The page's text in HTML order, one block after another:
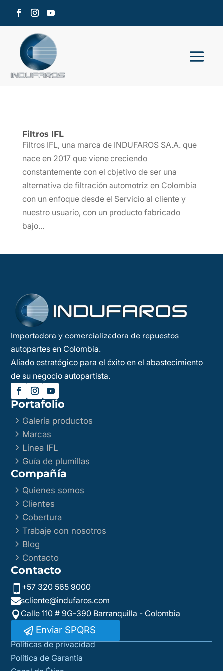
Filtros IFL
Filtros IFL, una marca de INDUFAROS SA.A. que
nace en 2017 que viene creciendo
constantemente con el objetivo de ser una
alternativa de filtración automotriz en Colombia
con un enfoque desde el Servicio al cliente y
nuestro usuario, con un producto fabricado
bajo...
Importadora y comercializadora de repuestos
autopartes en Colombia.
Aliado estratégico para el éxito en el abastecimiento
de su negocio autopartista.
Portafolio
5 Galería productos
5 Marcas
5 Línea IFL
5 Guía de plumillas
Compañía
5 Quienes somos
5 Clientes
5 Cobertura
5Trabaje con nosotros
5 Blog
5 Contacto
Contacto
 +57 320 565 9000
scliente@indufaros.com
 Calle 110 # 9G-390 Barranquilla - Colombia
Enviar SPQRS
Políticas de privacidad
Política de Garantía